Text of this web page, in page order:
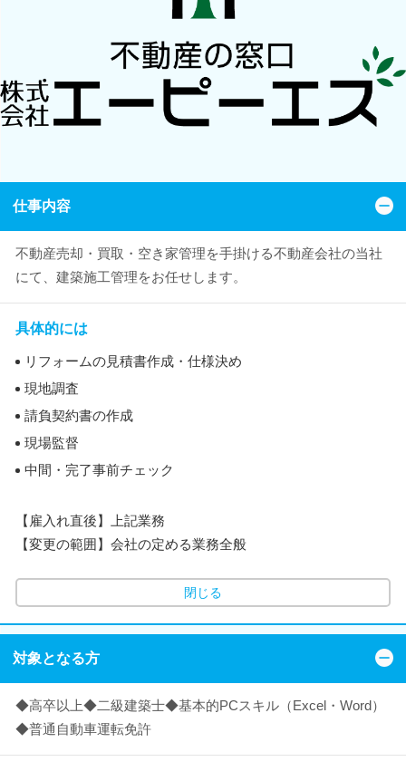
仕事内容
不動産売却・買取・空き家管理を手掛ける不動産会社の当社
にて、建築施工管理をお任せします。
具体的には
リフォームの見積書作成・仕様決め
現地調査
請負契約書の作成
現場監督
中間・完了事前チェック
【雇入れ直後】上記業務
【変更の範囲】会社の定める業務全般
閉じる
対象となる方
◆高卒以上◆二級建築士◆基本的PCスキル（Excel・Word）
◆普通自動車運転免許